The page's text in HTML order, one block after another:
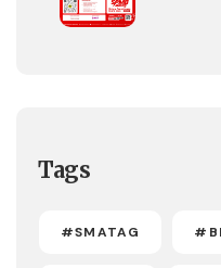
Tags
#SMATAG